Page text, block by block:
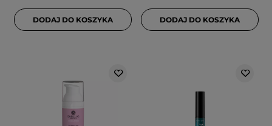
DODAJ DO KOSZYKA DODAJ DO KOSZYKA